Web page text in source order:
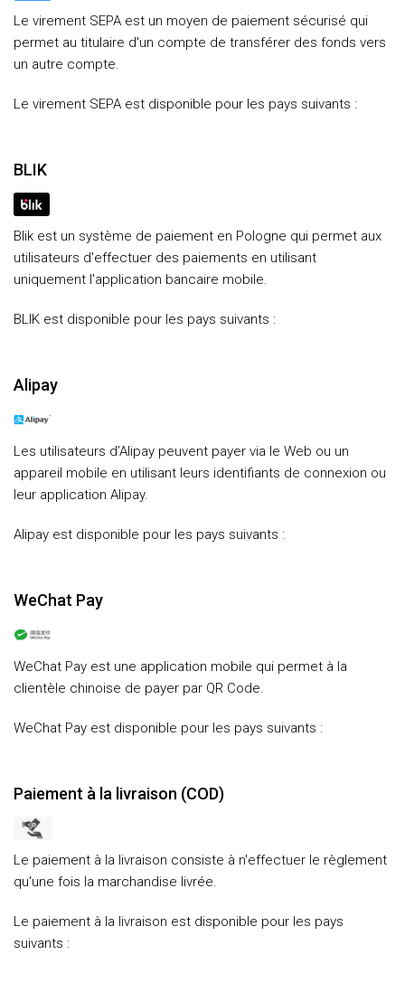
Le virement SEPA est un moyen de paiement sécurisé qui
permet au titulaire d'un compte de transférer des fonds vers
un autre compte.
Le virement SEPA est disponible pour les pays suivants :
BLIK
Blik est un système de paiement en Pologne qui permet aux
utilisateurs d'effectuer des paiements en utilisant
uniquement l'application bancaire mobile.
BLIK est disponible pour les pays suivants :
Alipay
Les utilisateurs d’Alipay peuvent payer via le Web ou un
appareil mobile en utilisant leurs identifiants de connexion ou
leur application Alipay.
Alipay est disponible pour les pays suivants :
WeChat Pay
WeChat Pay est une application mobile qui permet à la
clientèle chinoise de payer par QR Code.
WeChat Pay est disponible pour les pays suivants :
Paiement à la livraison (COD)
Le paiement à la livraison consiste à n'effectuer le règlement
qu'une fois la marchandise livrée.
Le paiement à la livraison est disponible pour les pays
suivants :